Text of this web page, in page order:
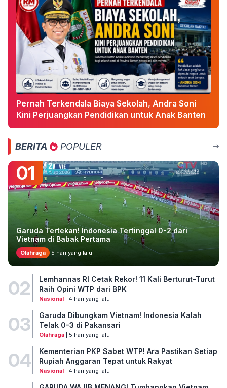
Pernah Terkendala Biaya Sekolah, Andra Soni
Kini Perjuangkan Pendidikan untuk Anak Banten
BERITA POPULER
01
Garuda Tertekan! Indonesia Tertinggal 0-2 dari
Vietnam di Babak Pertama
Olahraga 5 hari yang lalu
02
Lemhannas RI Cetak Rekor! 11 Kali Berturut-Turut
Raih Opini WTP dari BPK
Nasional| 4 hari yang lalu
03
Garuda Dibungkam Vietnam! Indonesia Kalah
Telak 0-3 di Pakansari
Olahraga| 5 hari yang lalu
04
Kementerian PKP Sabet WTP! Ara Pastikan Setiap
Rupiah Anggaran Tepat untuk Rakyat
Nasional| 4 hari yang lalu